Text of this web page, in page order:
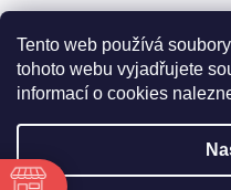
Tento web používá
tohoto webu vyjadřujete
informací o cookies